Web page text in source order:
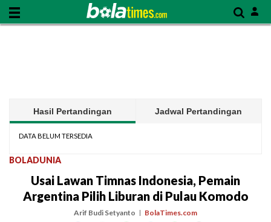
Hasil Pertandingan Jadwal Pertandingan
DATA BELUM TERSEDIA
BOLADUNIA
Usai Lawan Timnas Indonesia, Pemain
Argentina Pilih Liburan di Pulau Komodo
Arif Budi Setyanto BolaTimes.com